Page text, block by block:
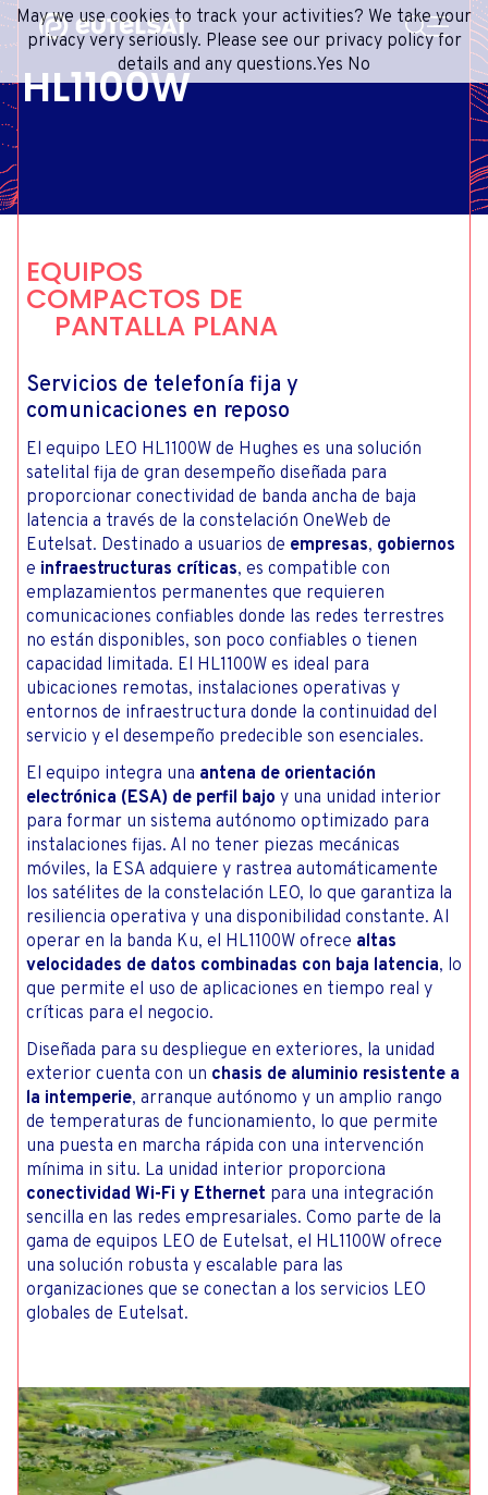
Content
Menu
Footer
SERVICIOS SATELITALES
MEDIOS
CONTACTO
EXTRANET
FRENCH
BUSCAR
HL1100W
EQUIPOS
COMPACTOS DE
PANTALLA PLANA
Servicios de telefonía fija y
comunicaciones en reposo
El equipo LEO HL1100W de Hughes es una solución
satelital fija de gran desempeño diseñada para
proporcionar conectividad de banda ancha de baja
latencia a través de la constelación OneWeb de
Eutelsat. Destinado a usuarios de empresas, gobiernos
e infraestructuras críticas, es compatible con
emplazamientos permanentes que requieren
comunicaciones confiables donde las redes terrestres
no están disponibles, son poco confiables o tienen
capacidad limitada. El HL1100W es ideal para
ubicaciones remotas, instalaciones operativas y
entornos de infraestructura donde la continuidad del
servicio y el desempeño predecible son esenciales.
El equipo integra una antena de orientación
electrónica (ESA) de perfil bajo y una unidad interior
para formar un sistema autónomo optimizado para
instalaciones fijas. Al no tener piezas mecánicas
móviles, la ESA adquiere y rastrea automáticamente
los satélites de la constelación LEO, lo que garantiza la
resiliencia operativa y una disponibilidad constante. Al
operar en la banda Ku, el HL1100W ofrece altas
velocidades de datos combinadas con baja latencia, lo
que permite el uso de aplicaciones en tiempo real y
críticas para el negocio.
Diseñada para su despliegue en exteriores, la unidad
exterior cuenta con un chasis de aluminio resistente a
la intemperie, arranque autónomo y un amplio rango
de temperaturas de funcionamiento, lo que permite
una puesta en marcha rápida con una intervención
mínima in situ. La unidad interior proporciona
conectividad Wi-Fi y Ethernet para una integración
sencilla en las redes empresariales. Como parte de la
gama de equipos LEO de Eutelsat, el HL1100W ofrece
una solución robusta y escalable para las
organizaciones que se conectan a los servicios LEO
globales de Eutelsat.
May we use cookies to track your activities? We take your
privacy very seriously. Please see our privacy policy for
details and any questions.Yes No